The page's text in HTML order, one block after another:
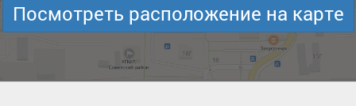
Посмотреть расположение на карте